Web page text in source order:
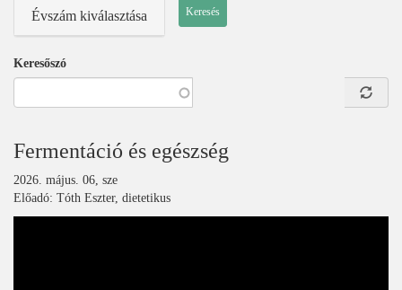
Évszám kiválasztása
Keresőszó
Fermentáció és egészség
2026. május. 06, sze
Előadó: Tóth Eszter, dietetikus